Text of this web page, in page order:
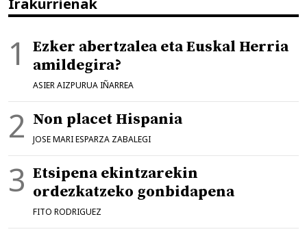
Irakurrienak
Ezker abertzalea eta Euskal Herria
amildegira?
ASIER AIZPURUA IÑARREA
Non placet Hispania
JOSE MARI ESPARZA ZABALEGI
Etsipena ekintzarekin
ordezkatzeko gonbidapena
FITO RODRIGUEZ